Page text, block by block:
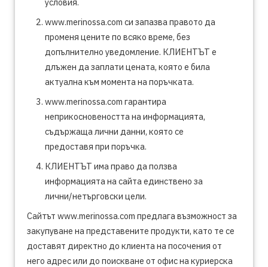
www.merinossa.com си запазва правото да
променя цените по всяко време, без
допълнително уведомление. КЛИЕНТЪТ е
длъжен да заплати цената, която е била
актуална към момента на поръчката.
www.merinossa.com гарантира
неприкосновеността на информацията,
съдържаща лични данни, която се
предоставя при поръчка.
КЛИЕНТЪТ има право да ползва
информацията на сайта единствено за
лични/нетърговски цели.
Сайтът www.merinossa.com предлага възможност за
закупуване на представените продукти, като те се
доставят директно до клиента на посочения от
него адрес или до поискване от офис на куриерска